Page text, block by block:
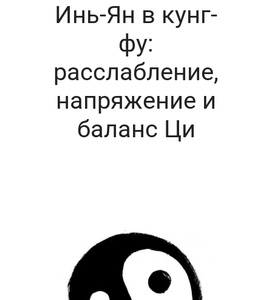
Инь-Ян в кунг-
фу:
расслабление,
напряжение и
баланс Ци